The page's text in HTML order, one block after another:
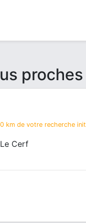
km de votre recherche
Cerf